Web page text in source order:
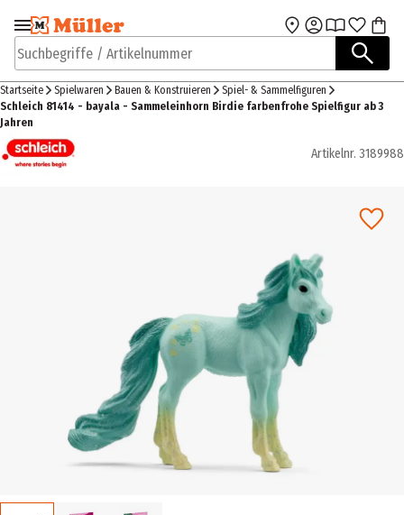
Zur Navigation
springen
Zum Hauptinhalt
Suchbegriffe / Artikelnummer
Startseite Spielwaren Bauen & Konstruieren
Spiel- & Sammelfiguren
Schleich 81414 - bayala - Sammeleinhorn Birdie farbenfrohe Spielfigur ab 3
Jahren
Artikelnr. 3189988